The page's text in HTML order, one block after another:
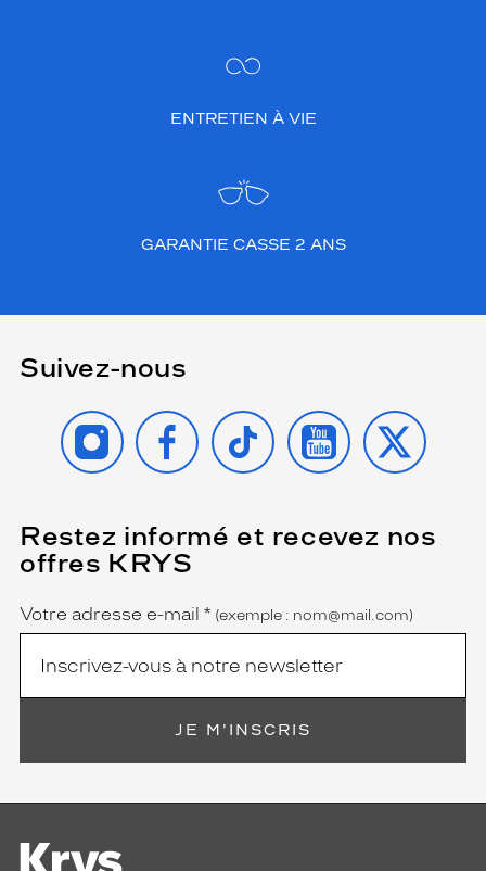
ENTRETIEN À VIE
GARANTIE CASSE 2 ANS
Suivez-nous
INSTAGRAMFACEBOOK
TIKTOK YOUTUBE
X
Restez informé et recevez nos
offres KRYS
Name
Votre adresse e-mail *
(Ce
champ
est
obligatoire)
(exemple : nom@mail.com)
JE M'INSCRIS